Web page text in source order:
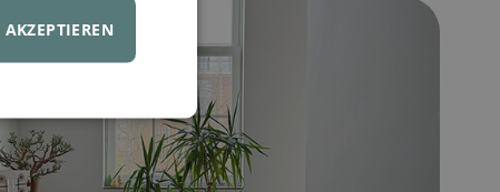
AKZEPTIEREN